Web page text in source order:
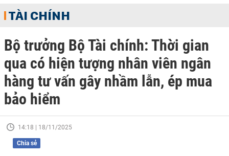
TÀI CHÍNH
Bộ trưởng Bộ Tài chính: Thời gian
qua có hiện tượng nhân viên ngân
hàng tư vấn gây nhầm lẫn, ép mua
bảo hiểm
14:18 | 18/11/2025
Chia sẻ